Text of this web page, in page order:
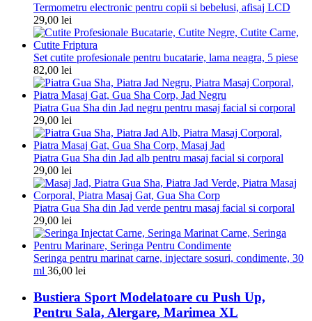
Termometru electronic pentru copii si bebelusi, afisaj LCD
29,00 lei
Set cutite profesionale pentru bucatarie, lama neagra, 5 piese
82,00 lei
Piatra Gua Sha din Jad negru pentru masaj facial si corporal
29,00 lei
Piatra Gua Sha din Jad alb pentru masaj facial si corporal
29,00 lei
Piatra Gua Sha din Jad verde pentru masaj facial si corporal
29,00 lei
Seringa pentru marinat carne, injectare sosuri, condimente, 30
ml 36,00 lei
Bustiera Sport Modelatoare cu Push Up,
Pentru Sala, Alergare, Marimea XL